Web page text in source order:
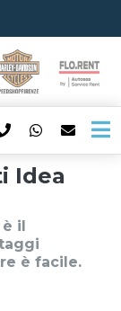
Idea
è il
è facile.